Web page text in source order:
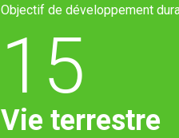
Objectif de développement
15
Vie terrestre